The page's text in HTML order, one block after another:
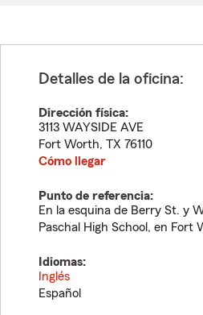
Detalles de la oficina:
Dirección física:
3113 WAYSIDE AVE
Fort Worth, TX 76110
Cómo llegar
Punto de referencia:
En la esquina de Berry St. y
Paschal High School, en Fort
Idiomas:
Inglés
Español